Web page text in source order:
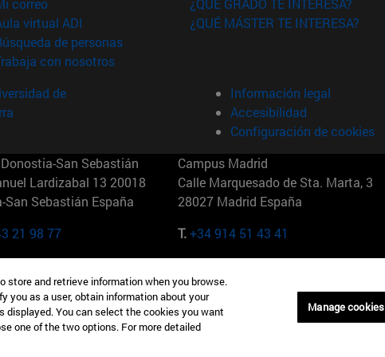
correo
virtual ADI (abre en nueva ventana)
de personas(abre en nueva ventana)
con nosotros(abre en nueva ventana)
¿QUÉ GRADO TE INTERESA?
¿QUÉ MÁSTER TE INTERESA?
de
Información legal
Accesibilidad
Configuración de cookies
San Sebastián
Lardizabal 13 20018
San Sebastián España
21 98 77
Campus Madrid
Calle Marquesado de Sta. Marta, 3
28027 Madrid España
T.+34 914 51 43 41
St 10019-2201 Nueva York
346 8850
Maria-Theresia-Straße 15 81675
Múnich Alemania
T.+49 89 24209790
and retrieve information when you browse.
you as a user, obtain information about your
You can select the cookies you want
one of the two options. For more detailed
Manage cookies